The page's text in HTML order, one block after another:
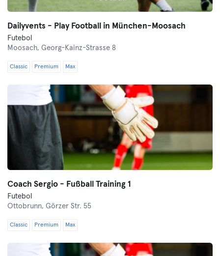
Dailyvents - Play Football in München-Moosach
Futebol
Moosach, Georg-Kainz-Strasse 8
Classic Premium Max
Coach Sergio - Fußball Training 1
Futebol
Ottobrunn, Görzer Str. 55
Classic Premium Max